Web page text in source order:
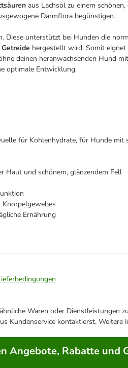
aus Lachsöl zu einem
Darmflora begünstigen.
Diese unterstützt bei Hunden die
hergestellt wird. Somit
deinen heranwachsenden Hund
optimale Entwicklung.
für Kohlenhydrate, für Hunde mit
Haut und schönem, glänzendem Fell
Ernährung
Waren oder Dienstleistungen
Kundenservice kontaktierst.
Angebote, Rabatte und